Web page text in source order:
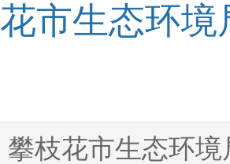
市生态环境
攀枝花市生态环